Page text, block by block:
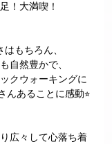
！大満喫！
もちろん、
自然豊かで、
クウォーキングに
んあることに感動⭐︎
広々して心落ち着